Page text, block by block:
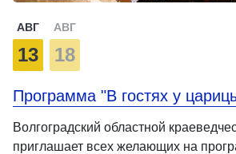
АВГ
13
АВГ
18
Программа "В гостях у
Волгоградский областной
приглашает всех желающих на